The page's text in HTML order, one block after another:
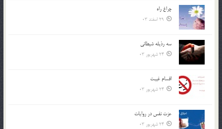
چراغ راه
29 اسفند 03
سه رذیله شیطانی
24 شهریور 03
اقسام غيبت
24 شهریور 03
عزت نفس در روايات
24 شهریور 03